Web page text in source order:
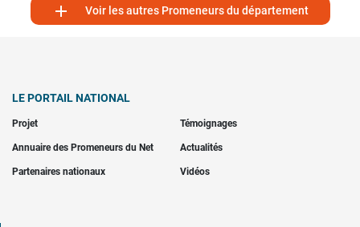
 Voir les autres Promeneurs du département
LE PORTAIL NATIONAL
Projet Témoignages
Annuaire des Promeneurs du Net Actualités
Partenaires nationaux Vidéos